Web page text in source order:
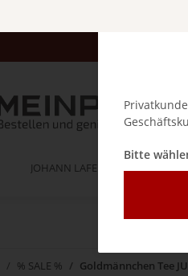
JOHANN LAFER BELLA
% SALE % Goldmännchen Tee
Bitte